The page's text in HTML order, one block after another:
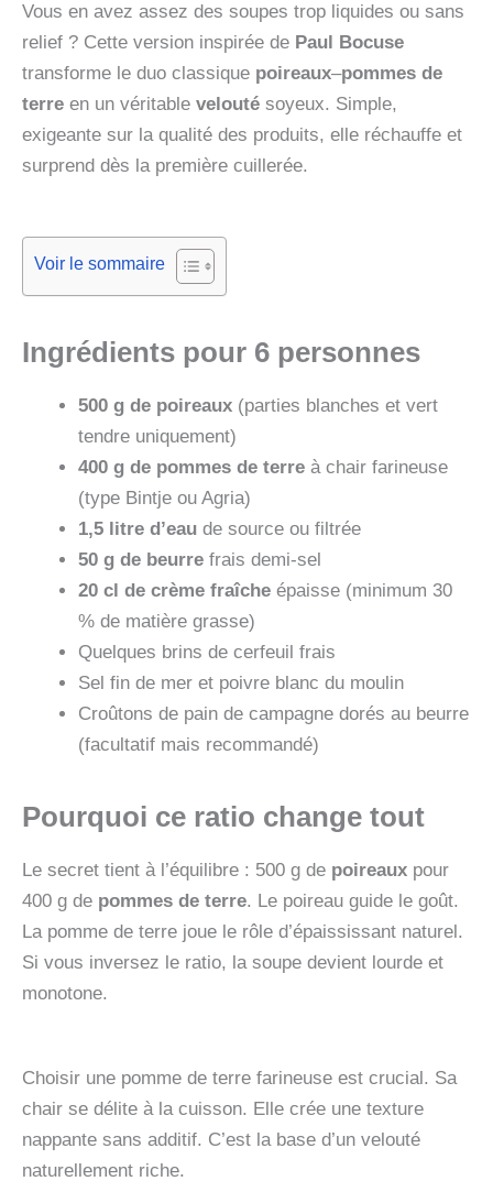
Vous en avez assez des soupes trop liquides ou sans
relief ? Cette version inspirée de Paul Bocuse
transforme le duo classique poireaux–pommes de
terre en un véritable velouté soyeux. Simple,
exigeante sur la qualité des produits, elle réchauffe et
surprend dès la première cuillerée.
Voir le sommaire
Ingrédients pour 6 personnes
500 g de poireaux (parties blanches et vert
tendre uniquement)
400 g de pommes de terre à chair farineuse
(type Bintje ou Agria)
1,5 litre d’eau de source ou filtrée
50 g de beurre frais demi-sel
20 cl de crème fraîche épaisse (minimum 30
% de matière grasse)
Quelques brins de cerfeuil frais
Sel fin de mer et poivre blanc du moulin
Croûtons de pain de campagne dorés au beurre
(facultatif mais recommandé)
Pourquoi ce ratio change tout
Le secret tient à l’équilibre : 500 g de poireaux pour
400 g de pommes de terre. Le poireau guide le goût.
La pomme de terre joue le rôle d’épaississant naturel.
Si vous inversez le ratio, la soupe devient lourde et
monotone.
Choisir une pomme de terre farineuse est crucial. Sa
chair se délite à la cuisson. Elle crée une texture
nappante sans additif. C’est la base d’un velouté
naturellement riche.